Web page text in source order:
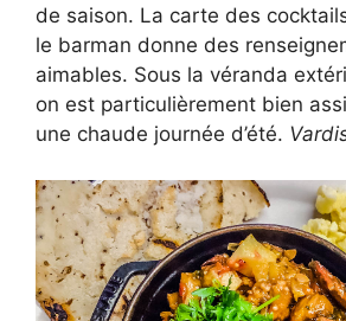
de saison. La carte des
le barman donne des
aimables. Sous la véranda
on est particulièrement bien
une chaude journée d’été.